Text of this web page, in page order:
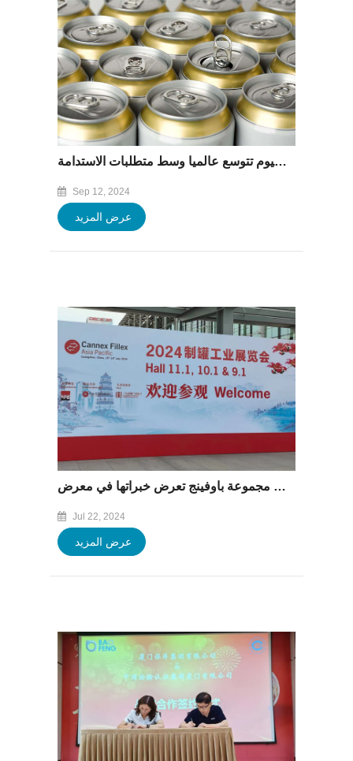
صناعة تغليف المشروبات المصنوعة من الألومنيوم تتوسع عالميا وسط متطلبات الاستدامة
Sep 12, 2024
عرض المزيد
مجموعة باوفينج تعرض خبراتها في معرض &quot;CANNEX FILLEX&quot; من 16 إلى 19 يوليو 2024
Jul 22, 2024
عرض المزيد